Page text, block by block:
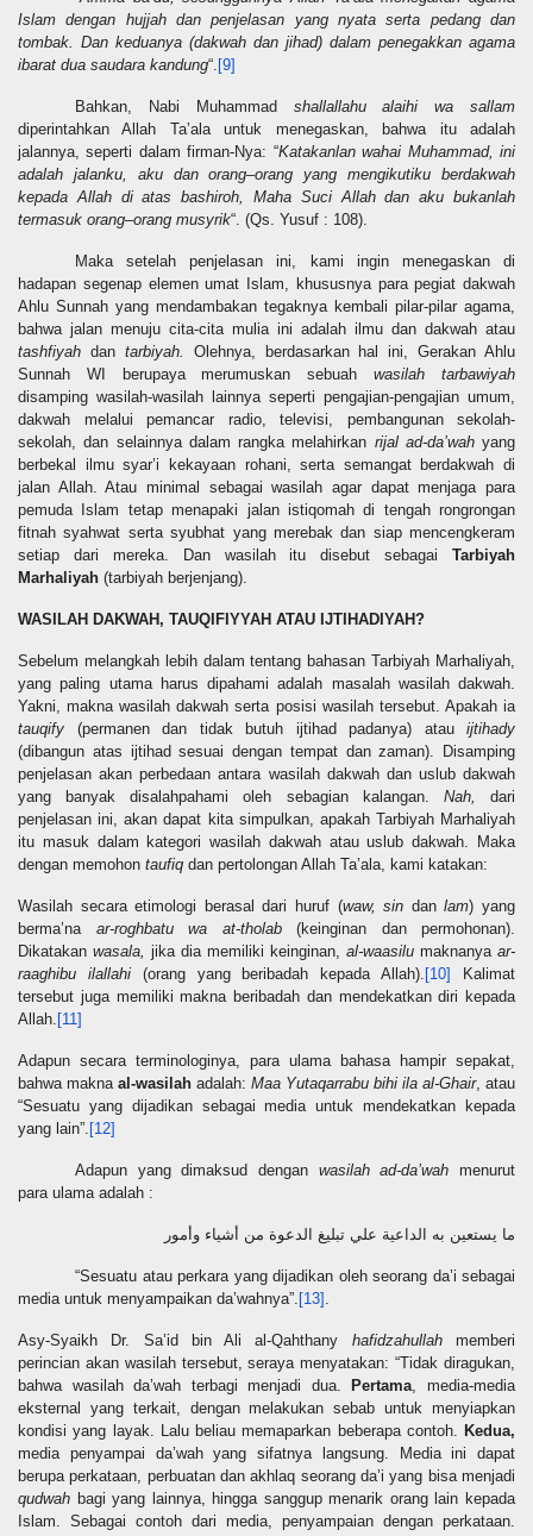
Islam dengan hujjahdanpenjelasan yang nyataserta pedang dan
tombak. Dan keduanya (dakwah dan jihad) dalam penegakkan agama
ibarat dua saudara kandung“. [9]
Bahkan, Nabi Muhammad shallallahu alaihi wa sallam
diperintahkan Allah Ta’ala untuk menegaskan, bahwa itu adalah
jalannya, seperti dalam firman-Nya: “Katakanlan wahai Muhammad, ini
adalah jalanku, aku dan orang–orang yang mengikutiku berdakwah
kepada Allah di atas bashiroh, Maha Suci Allah dan aku bukanlah
termasuk orang–orang musyrik“. (Qs. Yusuf : 108).
Maka setelah penjelasan ini, kami ingin menegaskan di
hadapan segenap elemen umat Islam, khususnya para pegiat dakwah
Ahlu Sunnah yang mendambakan tegaknya kembali pilar-pilar agama,
bahwa jalan menuju cita-cita mulia ini adalah ilmu dan dakwah atau
tashfiyah dantarbiyah.
Olehnya, berdasarkan hal ini, Gerakan Ahlu
Sunnah WI berupaya merumuskan sebuahwasilah tarbawiyah
disamping wasilah-wasilah lainnya seperti pengajian-pengajian umum,
dakwah melalui pemancar radio, televisi, pembangunan sekolah-
sekolah, dan selainnya dalam rangka melahirkan rijal ad-da’wahyang
berbekal ilmu syar’i kekayaan rohani, serta semangat berdakwah di
jalan Allah. Atau minimal sebagai wasilah agar dapat menjaga para
pemuda Islam tetap menapaki jalan istiqomah di tengah rongrongan
fitnah syahwat serta syubhat yang merebak dan siap mencengkeram
setiap dari mereka. Dan wasilah itu disebut sebagai Tarbiyah
Marhaliyah (tarbiyah berjenjang).
WASILAH DAKWAH, TAUQIFIYYAH ATAU IJTIHADIYAH?
Sebelum melangkah lebih dalam tentang bahasan Tarbiyah Marhaliyah,
yang paling utama harus dipahami adalah masalah wasilah dakwah.
Yakni, makna wasilah dakwah serta posisi wasilah tersebut. Apakah ia
tauqify (permanen dan tidak butuh ijtihad padanya) atau ijtihady
(dibangun atas ijtihad sesuai dengan tempat dan zaman). Disamping
penjelasan akan perbedaan antara wasilah dakwah dan uslub dakwah
yang banyak disalahpahami oleh sebagian kalangan. Nah,
dari
penjelasan ini, akan dapat kita simpulkan, apakah Tarbiyah Marhaliyah
itu masuk dalam kategori wasilah dakwah atau uslub dakwah. Maka
dengan memohon taufiq dan pertolongan Allah Ta’ala, kami katakan:
Wasilah secara etimologi berasal dari huruf (waw, sin danlam) yang
berma’na ar-roghbatu wa at-tholab(keinginan dan permohonan).
Dikatakan wasala, jika dia memiliki keinginan, al-waasilu maknanya ar-
raaghibu ilallahi(orang yang beribadah kepada Allah). [10]
Kalimat
tersebut juga memiliki makna beribadah dan mendekatkan diri kepada
Allah. [11]
Adapun secara terminologinya, para ulama bahasa hampir sepakat,
bahwa makna al-wasilah adalah: Maa Yutaqarrabu bihi ila al-Ghair, atau
“Sesuatu yang dijadikan sebagai media untuk mendekatkan kepada
yang lain”. [12]
Adapun yang dimaksud dengan wasilah ad-da’wah menurut
para ulama adalah :
ما يستعين به الداعية علي تبليغ الدعوة من أشياء وأمور
“Sesuatu atau perkara yang dijadikan oleh seorang da’i sebagai
media untuk menyampaikan da’wahnya”. [13] .
Asy-Syaikh Dr. Sa’id bin Ali al-Qahthany hafidzahullahmemberi
perincian akan wasilah tersebut, seraya menyatakan: “Tidak diragukan,
bahwa wasilah da’wah terbagi menjadi dua.
Pertama, media-media
eksternal yang terkait, dengan melakukan sebab untuk menyiapkan
kondisi yang layak. Lalu beliau memaparkan beberapa contoh. Kedua,
media penyampai da’wah yang sifatnya langsung. Media ini dapat
berupa perkataan, perbuatan dan akhlaq seorang da’i yang bisa menjadi
qudwah bagi yang lainnya, hingga sanggup menarik orang lain kepada
Islam. Sebagai contoh dari media, penyampaian dengan perkataan.